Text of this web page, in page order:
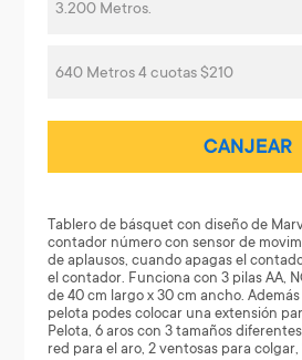
3.200 Metros.
640 Metros 4 cuotas $210
CANJEAR
Tablero de básquet con diseño de
contador número con sensor de
de aplausos, cuando apagas el
el contador. Funciona con 3 pilas AA,
de 40 cm largo x 30 cm ancho.
pelota podes colocar una extensión
Pelota, 6 aros con 3 tamaños
red para el aro, 2 ventosas para